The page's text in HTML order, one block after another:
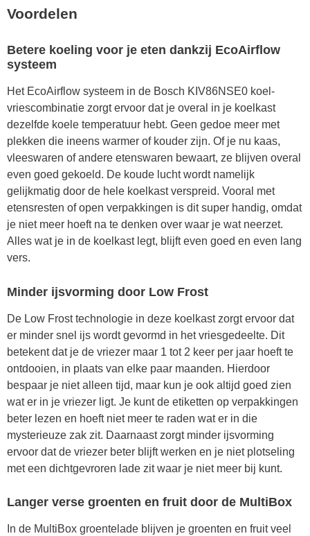
Voordelen
Betere koeling voor je eten dankzij EcoAirflow
systeem
Het EcoAirflow systeem in de Bosch KIV86NSE0 koel-
vriescombinatie zorgt ervoor dat je overal in je koelkast
dezelfde koele temperatuur hebt. Geen gedoe meer met
plekken die ineens warmer of kouder zijn. Of je nu kaas,
vleeswaren of andere etenswaren bewaart, ze blijven overal
even goed gekoeld. De koude lucht wordt namelijk
gelijkmatig door de hele koelkast verspreid. Vooral met
etensresten of open verpakkingen is dit super handig, omdat
je niet meer hoeft na te denken over waar je wat neerzet.
Alles wat je in de koelkast legt, blijft even goed en even lang
vers.
Minder ijsvorming door Low Frost
De Low Frost technologie in deze koelkast zorgt ervoor dat
er minder snel ijs wordt gevormd in het vriesgedeelte. Dit
betekent dat je de vriezer maar 1 tot 2 keer per jaar hoeft te
ontdooien, in plaats van elke paar maanden. Hierdoor
bespaar je niet alleen tijd, maar kun je ook altijd goed zien
wat er in je vriezer ligt. Je kunt de etiketten op verpakkingen
beter lezen en hoeft niet meer te raden wat er in die
mysterieuze zak zit. Daarnaast zorgt minder ijsvorming
ervoor dat de vriezer beter blijft werken en je niet plotseling
met een dichtgevroren lade zit waar je niet meer bij kunt.
Langer verse groenten en fruit door de MultiBox
In de MultiBox groentelade blijven je groenten en fruit veel